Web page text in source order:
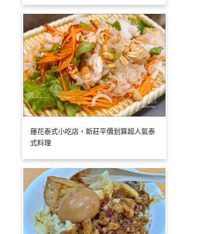
蓮花泰式小吃店，新莊平價划算超人氣泰
式料理